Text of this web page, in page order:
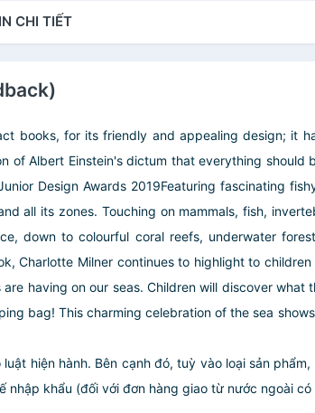
CHI TIẾT
books, for its friendly and appealing design; it
of Albert Einstein's dictum that everything
Design Awards 2019Featuring fascinating
all its zones. Touching on mammals, fish,
down to colourful coral reefs, underwater
Charlotte Milner continues to highlight to
having on our seas. Children will discover
bag! This charming celebration of the sea
hiện hành. Bên cạnh đó, tuỳ vào loại sản
nhập khẩu (đối với đơn hàng giao từ nước ngoài